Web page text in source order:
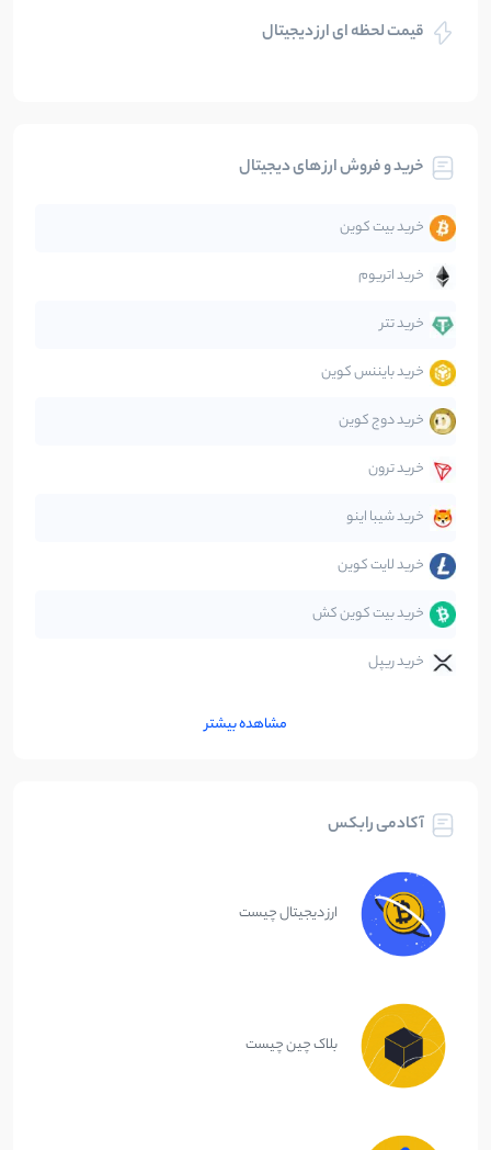
بلاکچین
تحلیل
جهان
دیفای
صرافی‌ها
قانون‌گذاری
متاورس
قیمت لحظه ای ارز دیجیتال
خرید و فروش ارز های دیجیتال
خرید بیت کوین
خرید اتریوم
خرید تتر
خرید بایننس کوین
خرید دوج کوین
خرید ترون
خرید شیبا اینو
خرید لایت کوین
خرید بیت کوین کش
خرید ریپل
مشاهده بیشتر
آکادمی رابکس
ارز دیجیتال چیست
بلاک چین چیست